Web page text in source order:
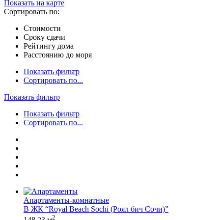
Показать на карте
Сортировать по:
Стоимости
Сроку сдачи
Рейтингу дома
Расстоянию до моря
Показать фильтр
Сортировать по...
Показать фильтр
Показать фильтр
Сортировать по...
Апартаменты-комнатные
В ЖК “Royal Beach Sochi (Роял бич Сочи)”
2